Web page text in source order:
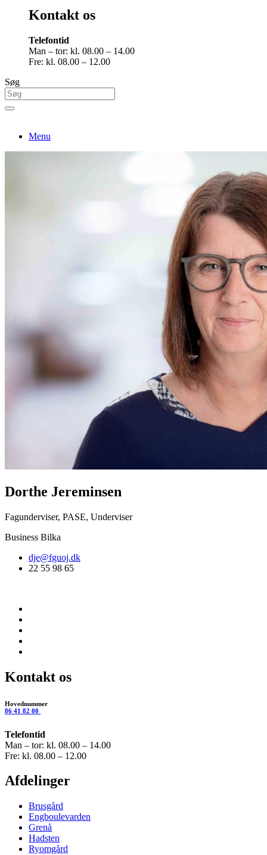
Kontakt os
Telefontid
Man – tor: kl. 08.00 – 14.00
Fre: kl. 08.00 – 12.00
Søg
Menu
Dorthe Jereminsen
Fagunderviser, PASE, Underviser
Business Bilka
dje@fguoj.dk
22 55 98 65
Kontakt os
Hovednummer
86 41 82 00
Telefontid
Man – tor: kl. 08.00 – 14.00
Fre: kl. 08.00 – 12.00
Afdelinger
Brusgård
Engboulevarden
Grenå
Hadsten
Ryomgård